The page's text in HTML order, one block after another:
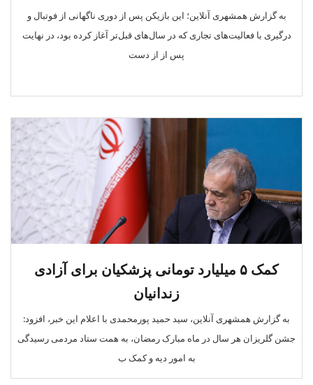
به گزارش همشهری آنلاین؛ این بازیکن پس از دوری ناگهانی از فوتبال و
درگیری با فعالیت‌های تجاری که در سال‌های قبل‌تر آغاز کرده بود، در نهایت
پس از از دست
کمک ۵ میلیارد تومانی پزشکیان برای آزادی
زندانیان
به گزارش همشهری آنلاین، سید حمید پورمحمدی با اعلام این خبر، افزود:
جشن گلریزان هر سال در ماه مبارک رمضان، به همت ستاد مردمی رسیدگی
به امور دیه و کمک ب